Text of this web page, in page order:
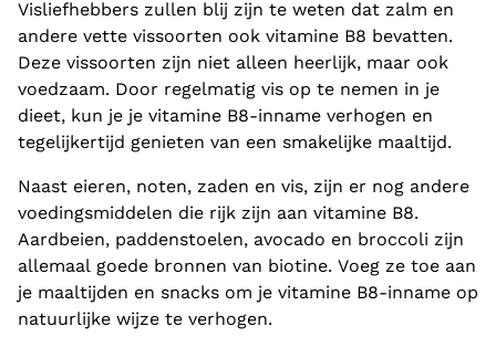
Visliefhebbers zullen blij zijn te weten dat zalm en
andere vette vissoorten ook vitamine B8 bevatten.
Deze vissoorten zijn niet alleen heerlijk, maar ook
voedzaam. Door regelmatig vis op te nemen in je
dieet, kun je je vitamine B8-inname verhogen en
tegelijkertijd genieten van een smakelijke maaltijd.
Naast eieren, noten, zaden en vis, zijn er nog andere
voedingsmiddelen die rijk zijn aan vitamine B8.
Aardbeien, paddenstoelen, avocado en broccoli zijn
allemaal goede bronnen van biotine. Voeg ze toe aan
je maaltijden en snacks om je vitamine B8-inname op
natuurlijke wijze te verhogen.